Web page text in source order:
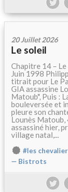
20 Juillet 2026
Le soleil
Chapitre 14 –
Juin 1998
titrait pour Le
GIA assassine
Matoub", Puis :
bouleversée et
pleure son
Lounès Matoub,
assassiné hier,
village natal,...
#les
— Bistrots